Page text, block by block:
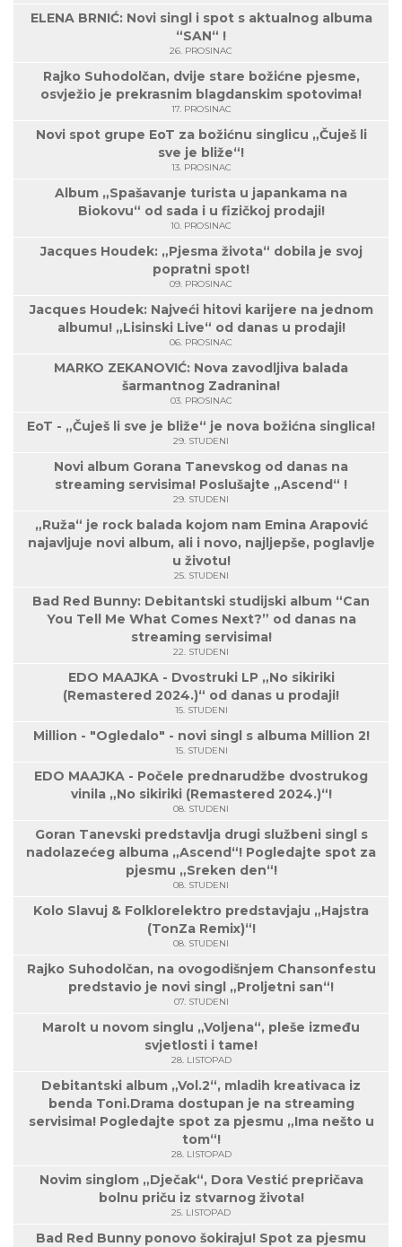
ELENA BRNIĆ: Novi singl i spot s aktualnog albuma
“SAN“ !
26. PROSINAC
Rajko Suhodolčan, dvije stare božićne pjesme,
osvježio je prekrasnim blagdanskim spotovima!
17. PROSINAC
Novi spot grupe EoT za božićnu singlicu „Čuješ li
sve je bliže“!
13. PROSINAC
Album „Spašavanje turista u japankama na
Biokovu“ od sada i u fizičkoj prodaji!
10. PROSINAC
Jacques Houdek: „Pjesma života“ dobila je svoj
popratni spot!
09. PROSINAC
Jacques Houdek: Najveći hitovi karijere na jednom
albumu! „Lisinski Live“ od danas u prodaji!
06. PROSINAC
MARKO ZEKANOVIĆ: Nova zavodljiva balada
šarmantnog Zadranina!
03. PROSINAC
EoT - „Čuješ li sve je bliže“ je nova božićna singlica!
29. STUDENI
Novi album Gorana Tanevskog od danas na
streaming servisima! Poslušajte „Ascend“ !
29. STUDENI
„Ruža“ je rock balada kojom nam Emina Arapović
najavljuje novi album, ali i novo, najljepše, poglavlje
u životu!
25. STUDENI
Bad Red Bunny: Debitantski studijski album “Can
You Tell Me What Comes Next?” od danas na
streaming servisima!
22. STUDENI
EDO MAAJKA - Dvostruki LP „No sikiriki
(Remastered 2024.)“ od danas u prodaji!
15. STUDENI
Million - "Ogledalo" - novi singl s albuma Million 2!
15. STUDENI
EDO MAAJKA - Počele prednarudžbe dvostrukog
vinila „No sikiriki (Remastered 2024.)“!
08. STUDENI
Goran Tanevski predstavlja drugi službeni singl s
nadolazećeg albuma „Ascend“! Pogledajte spot za
pjesmu „Sreken den“!
08. STUDENI
Kolo Slavuj & Folklorelektro predstavjaju „Hajstra
(TonZa Remix)“!
08. STUDENI
Rajko Suhodolčan, na ovogodišnjem Chansonfestu
predstavio je novi singl „Proljetni san“!
07. STUDENI
Marolt u novom singlu „Voljena“, pleše između
svjetlosti i tame!
28. LISTOPAD
Debitantski album „Vol.2“, mladih kreativaca iz
benda Toni.Drama dostupan je na streaming
servisima! Pogledajte spot za pjesmu „Ima nešto u
tom“!
28. LISTOPAD
Novim singlom „Dječak“, Dora Vestić prepričava
bolnu priču iz stvarnog života!
25. LISTOPAD
Bad Red Bunny ponovo šokiraju! Spot za pjesmu